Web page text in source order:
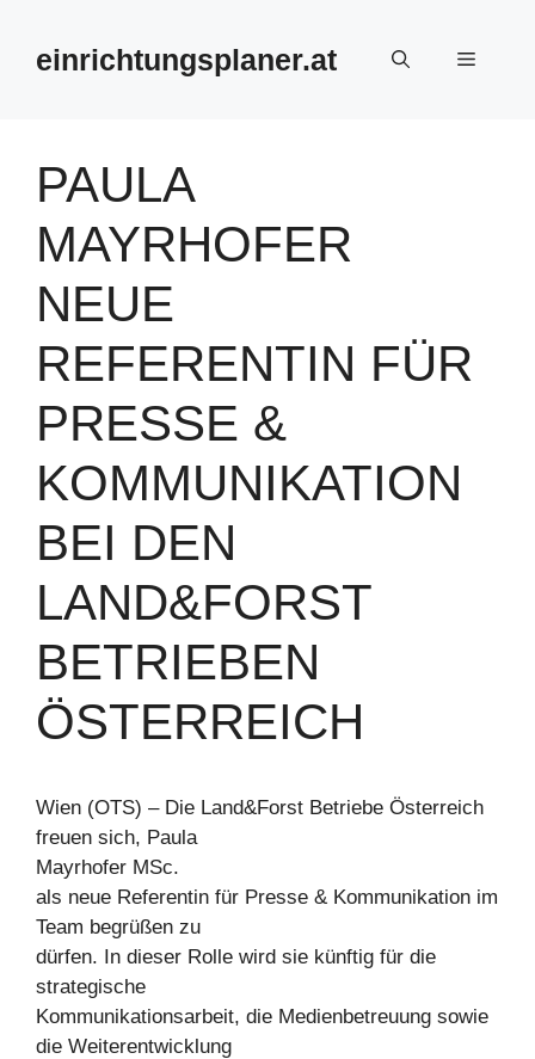
springeneinrichtungsplaner.at Menü
PAULA
MAYRHOFER
NEUE
REFERENTIN FÜR
PRESSE &
KOMMUNIKATION
BEI DEN
LAND&FORST
BETRIEBEN
ÖSTERREICH
Wien (OTS) – Die Land&Forst Betriebe Österreich
freuen sich, Paula
Mayrhofer MSc.
als neue Referentin für Presse & Kommunikation im
Team begrüßen zu
dürfen. In dieser Rolle wird sie künftig für die
strategische
Kommunikationsarbeit, die Medienbetreuung sowie
die Weiterentwicklung